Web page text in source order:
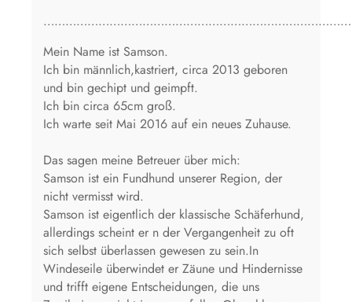
Mein Name ist Samson.
Ich bin männlich,kastriert, circa 2013 geboren
und bin gechipt und geimpft.
Ich bin circa 65cm groß.
Ich warte seit Mai 2016 auf ein neues Zuhause.
Das sagen meine Betreuer über mich:
Samson ist ein Fundhund unserer Region, der
nicht vermisst wird.
Samson ist eigentlich der klassische Schäferhund,
allerdings scheint er n der Vergangenheit zu oft
sich selbst überlassen gewesen zu sein.In
Windeseile überwindet er Zäune und Hindernisse
und trifft eigene Entscheidungen, die uns